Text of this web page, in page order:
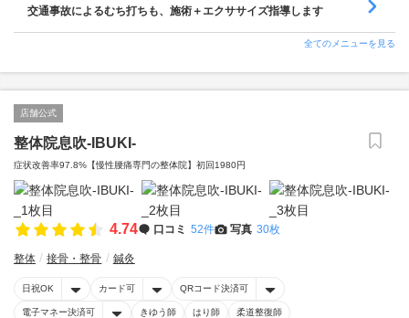
交通事故によるむち打ちも、施術＋エクササイズ指導します
全てのメニューを見る
店舗公式
整体院息吹-IBUKI-
症状改善率97.8%【慢性腰痛専門の整体院】初回1980円
4.74 口コミ 52件 写真 30枚
整体 接骨・整骨 鍼灸
日祝OK カード可 QRコード決済可
電子マネー決済可 きゆう師 はり師 柔道整復師